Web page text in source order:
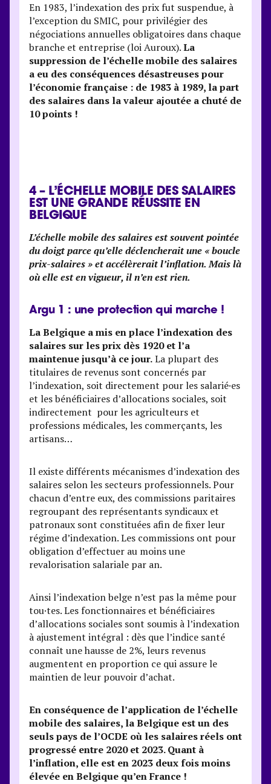
En 1983, l’indexation des prix fut suspendue, à
l’exception du SMIC, pour privilégier des
négociations annuelles obligatoires dans chaque
branche et entreprise (loi Auroux).La
suppression de l’échelle mobile des salaires
a eu des conséquences désastreuses pour
l’économie française : de 1983 à 1989, la part
des salaires dans la valeur ajoutée a chuté de
10 points !
4 – L’ÉCHELLE MOBILE DES SALAIRES
EST UNE GRANDE RÉUSSITE EN
BELGIQUE
L’échelle mobile des salaires est souvent pointée
du doigt parce qu’elle déclencherait une « boucle
prix-salaires » et accélèrerait l’inflation. Mais là
où elle est en vigueur, il n’en est rien.
Argu 1 : une protection qui marche !
La Belgique a mis en place l’indexation des
salaires sur les prix dès 1920 et l’a
maintenue jusqu’à ce jour.La plupart des
titulaires de revenus sont concernés par
l’indexation, soit directement pour les salarié·es
et les bénéficiaires d’allocations sociales, soit
indirectement pour les agriculteurs et
professions médicales, les commerçants, les
artisans…
Il existe différents mécanismes d’indexation des
salaires selon les secteurs professionnels. Pour
chacun d’entre eux, des commissions paritaires
regroupant des représentants syndicaux et
patronaux sont constituées afin de fixer leur
régime d’indexation. Les commissions ont pour
obligation d’effectuer au moins une
revalorisation salariale par an.
Ainsi l’indexation belge n’est pas la même pour
tou·tes. Les fonctionnaires et bénéficiaires
d’allocations sociales sont soumis à l’indexation
à ajustement intégral : dès que l’indice santé
connaît une hausse de 2%, leurs revenus
augmentent en proportion ce qui assure le
maintien de leur pouvoir d’achat.
En conséquence de l’application de l’échelle
mobile des salaires, la Belgique est un des
seuls pays de l’OCDE où les salaires réels ont
progressé entre 2020 et 2023. Quant à
l’inflation, elle est en 2023 deux fois moins
élevée en Belgique qu’en France !